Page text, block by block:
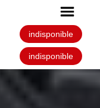
indisponible
indisponible